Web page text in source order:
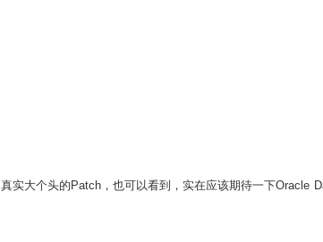
大个头的Patch，也可以看到，实在应该期待一下Oracle